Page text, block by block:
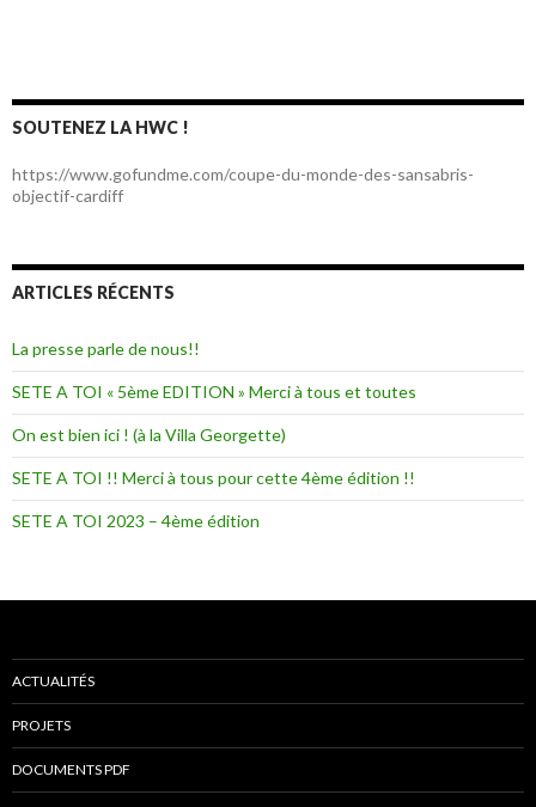
SOUTENEZ LA HWC !
https://www.gofundme.com/coupe-du-monde-des-sansabris-
objectif-cardiff
ARTICLES RÉCENTS
La presse parle de nous!!
SETE A TOI « 5ème EDITION » Merci à tous et toutes
On est bien ici ! (à la Villa Georgette)
SETE A TOI !! Merci à tous pour cette 4ème édition !!
SETE A TOI 2023 – 4ème édition
ACTUALITÉS
PROJETS
DOCUMENTS PDF